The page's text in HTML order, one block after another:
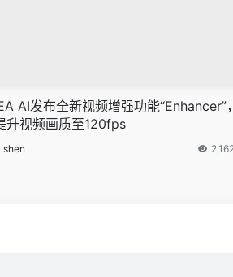
AI发布全新视频增强功能“Enhancer”
升视频画质至120fps
shen